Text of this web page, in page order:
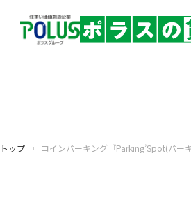
トップ コインパーキング『Parking’Spot(パー